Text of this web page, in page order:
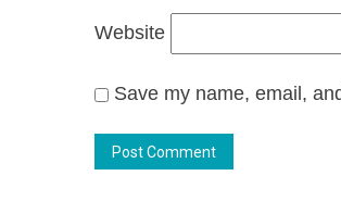
Website
Save my name, email,